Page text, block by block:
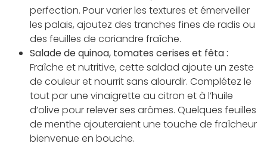
perfection. Pour varier les textures et émerveiller
les palais, ajoutez des tranches fines de radis ou
des feuilles de coriandre fraîche.
Salade de quinoa, tomates cerises et fêta :
Fraîche et nutritive, cette saldad ajoute un zeste
de couleur et nourrit sans alourdir. Complétez le
tout par une vinaigrette au citron et à l’huile
d’olive pour relever ses arômes. Quelques feuilles
de menthe ajouteraient une touche de fraîcheur
bienvenue en bouche.